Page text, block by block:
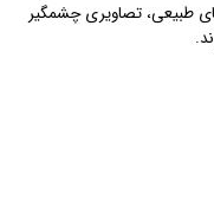
طبیعی، تصاویری چشمگیر